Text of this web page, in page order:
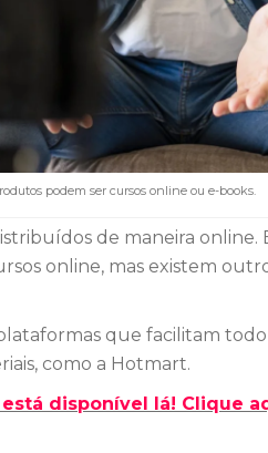
podem ser cursos online ou e-books.
de maneira online.
online, mas existem
que facilitam
como a Hotmart.
disponível lá! Clique